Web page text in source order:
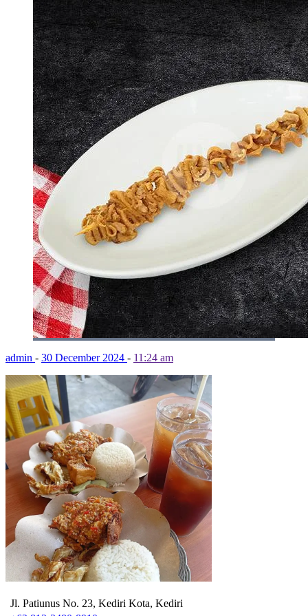
admin - 30 December 2024 - 11:24 am
Jl. Patiunus No. 23, Kediri Kota, Kediri